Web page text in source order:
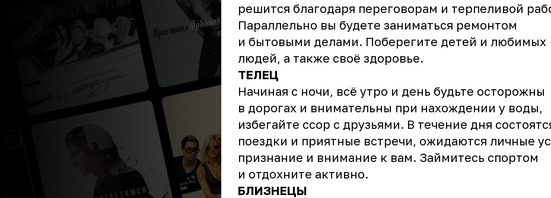
решится благодаря переговорам и терпеливой
Параллельно вы будете заниматься ремонтом
и бытовыми делами. Поберегите детей и любимых
людей, а также своё здоровье.
ТЕЛЕЦ
Начиная с ночи, всё утро и день будьте осторожны
в дорогах и внимательны при нахождении у воды,
избегайте ссор с друзьями. В течение дня
поездки и приятные встречи, ожидаются личные
признание и внимание к вам. Займитесь спортом
и отдохните активно.
БЛИЗНЕЦЫ